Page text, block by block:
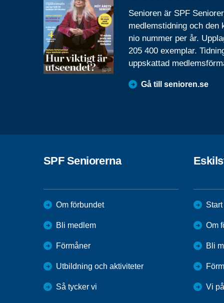
Senioren är SPF
medlemstidning och den
nio nummer per år.
205 400 exemplar.
uppskattad
Gå till senioren.se
SPF Seniorerna
Om förbundet
Bli medlem
Förmåner
Utbildning och aktiviteter
Så tycker vi
Start
Om
Bli
Vi